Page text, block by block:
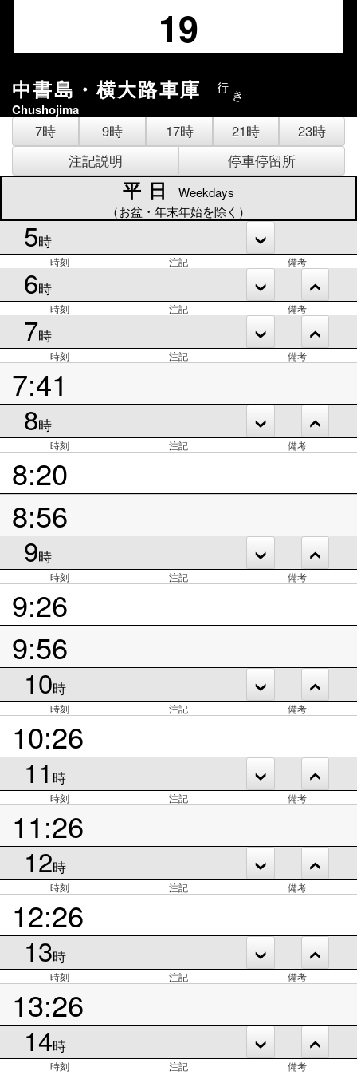
19
中書島・横大路車庫 行 き
Chushojima
7時 9時 17時 21時
23時
注記説明
停車停留所
平日
Weekdays
（お盆・年末年始を除く）
5時
時刻 注記 備考
6時
時刻 注記 備考
7時
時刻 注記 備考
7:41
8時
時刻 注記 備考
8:20
8:56
9時
時刻 注記 備考
9:26
9:56
10時
時刻 注記 備考
10:26
11 時
時刻 注記 備考
11:26
12時
時刻 注記 備考
12:26
13時
時刻 注記 備考
13:26
14時
時刻 注記 備考